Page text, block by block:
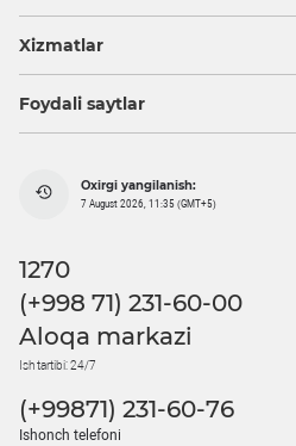
Xizmatlar
Foydali saytlar
Oxirgi yangilanish:
7 August 2026, 11:35 (GMT+5)
1270
(+998 71) 231-60-00
Aloqa markazi
Ish tartibi: 24/7
(+99871) 231-60-76
Ishonch telefoni